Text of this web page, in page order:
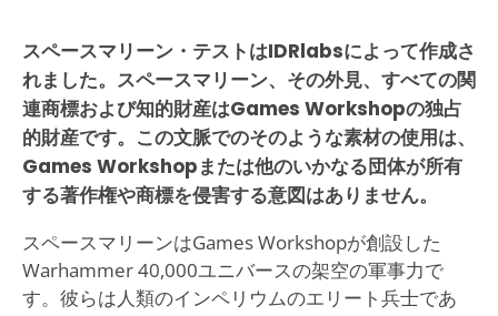
スペースマリーン・テストはIDRlabsによって作成さ
れました。スペースマリーン、その外見、すべての関
連商標および知的財産はGames Workshopの独占
的財産です。この文脈でのそのような素材の使用は、
Games Workshopまたは他のいかなる団体が所有
する著作権や商標を侵害する意図はありません。
スペースマリーンはGames Workshopが創設した
Warhammer 40,000ユニバースの架空の軍事力で
す。彼らは人類のインペリウムのエリート兵士であ